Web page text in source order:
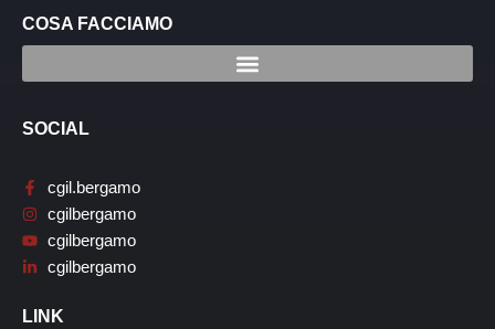
COSA FACCIAMO
SOCIAL
cgil.bergamo
cgilbergamo
cgilbergamo
cgilbergamo
LINK